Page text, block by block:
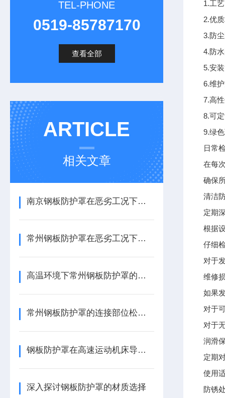
TEL-PHONE
0519-85787170
查看全部
ARTICLE
相关文章
南京钢板防护罩在恶劣工况下的防护应用
常州钢板防护罩在恶劣工况下的耐用性提升技术
高温环境下常州钢板防护罩的防护方案优化
常州钢板防护罩的连接部位松动故障处理技巧
钢板防护罩在高速运动机床导轨防护中的技术应用
深入探讨钢板防护罩的材质选择
1.工
2.优
3.防
4.防
5.安
6.维
7.高
8.可
9.绿
日常
在每
确保
清洁
定期
根据
仔细
对于
维修
如果
对于
对于
润滑
定期
使用
防锈